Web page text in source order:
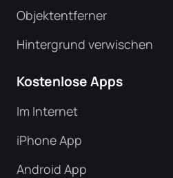
Objektentferner
Hintergrund verwischen
Kostenlose Apps
Im Internet
iPhone App
Android App